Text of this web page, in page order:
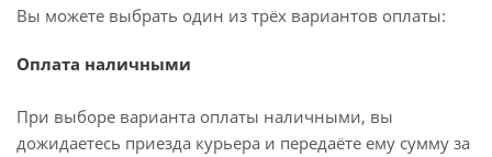
Вы можете выбрать один из трёх вариантов оплаты:
Оплата наличными
При выборе варианта оплаты наличными, вы
дожидаетесь приезда курьера и передаёте ему сумму за